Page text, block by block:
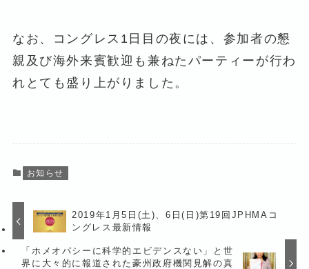
なお、コングレス1日目の夜には、参加者の懇
親及び海外来賓歓迎も兼ねたパーティーが行わ
れとても盛り上がりました。
お知らせ
2019年1月5日(土)、6日(日)第19回JPHMAコ
ングレス最新情報
「ホメオパシーに科学的エビデンスない」と世
界に大々的に報道された豪州政府機関見解の真